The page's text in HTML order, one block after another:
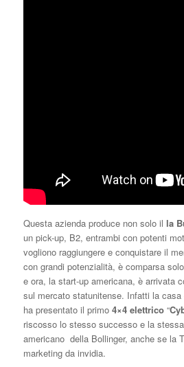
Questa azienda produce non solo il la
un pick-up, B2, entrambi con potenti
vogliono raggiungere e conquistare il
con grandi potenzialità, è comparsa
e ora, la start-up americana, è arrivata
sul mercato statunitense. Infatti la
ha presentato il primo 4×4 elettrico“
riscosso lo stesso successo e la
americano della Bollinger, anche se la
marketing da invidia.